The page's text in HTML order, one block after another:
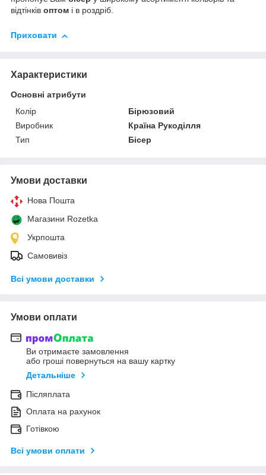
відтінків оптом і в роздріб.
Приховати
Характеристики
Основні атрибути
Колір
Бірюзовий
Виробник
Країна Рукоділля
Тип
Бісер
Умови доставки
Нова Пошта
Магазини Rozetka
Укрпошта
Самовивіз
Всі умови доставки
Умови оплати
Ви отримаєте замовлення
або гроші повернуться на вашу картку
Детальніше
Післяплата
Оплата на рахунок
Готівкою
Всі умови оплати